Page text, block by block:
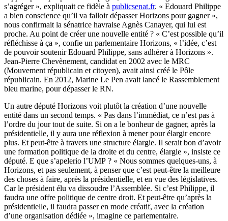
s’agréger », expliquait ce fidèle à publicsenat.fr. « Edouard Philippe
a bien conscience qu’il va falloir dépasser Horizons pour gagner »,
nous confirmait la sénatrice havraise Agnès Canayer, qui lui est
proche. Au point de créer une nouvelle entité ? « C’est possible qu’il
réfléchisse à ça », confie un parlementaire Horizons, « l’idée, c’est
de pouvoir soutenir Edouard Philippe, sans adhérer à Horizons ».
Jean-Pierre Chevènement, candidat en 2002 avec le MRC
(Mouvement républicain et citoyen), avait ainsi créé le Pôle
républicain. En 2012, Marine Le Pen avait lancé le Rassemblement
bleu marine, pour dépasser le RN.
Un autre député Horizons voit plutôt la création d’une nouvelle
entité dans un second temps. « Pas dans l’immédiat, ce n’est pas à
l’ordre du jour tout de suite. Si on a le bonheur de gagner, après la
présidentielle, il y aura une réflexion à mener pour élargir encore
plus. Et peut-être à travers une structure élargie. Il serait bon d’avoir
une formation politique de la droite et du centre, élargie », insiste ce
député. E que s’apelerio l’UMP ? « Nous sommes quelques-uns, à
Horizons, et pas seulement, à penser que c’est peut-être la meilleure
des choses à faire, après la présidentielle, et en vue des législatives.
Car le président élu va dissoudre l’Assemblée. Si c’est Philippe, il
faudra une offre politique de centre droit. Et peut-être qu’après la
présidentielle, il faudra passer en mode créatif, avec la création
d’une organisation dédiée », imagine ce parlementaire.